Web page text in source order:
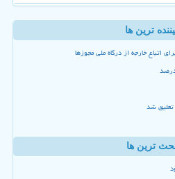
ترین ها
اتباع خارجه از درگاه ملی مجوزها
تعلیق شد
ترین ها